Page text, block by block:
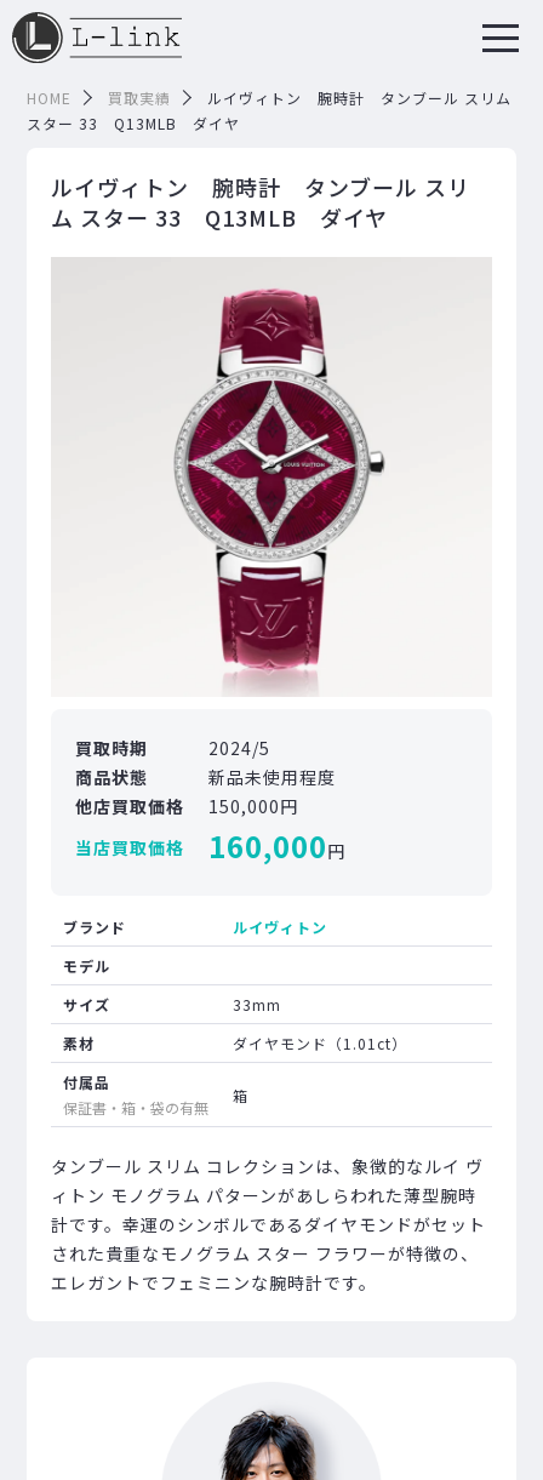
HOME 買取実績
ルイヴィトン 腕時計 タンブール スリム
スター 33 Q13MLB ダイヤ
ルイヴィトン 腕時計 タンブール スリ
ム スター 33 Q13MLB ダイヤ
買取時期
2024/5
商品状態
新品未使用程度
他店買取価格
150,000円
当店買取価格
160,000円
ブランド
ルイヴィトン
モデル
サイズ
33mm
素材
ダイヤモンド（1.01ct）
付属品
保証書・箱・袋の有無
箱
タンブール スリム コレクションは、象徴的なルイ ヴ
ィトン モノグラム パターンがあしらわれた薄型腕時
計です。幸運のシンボルであるダイヤモンドがセット
された貴重なモノグラム スター フラワーが特徴の、
エレガントでフェミニンな腕時計です。